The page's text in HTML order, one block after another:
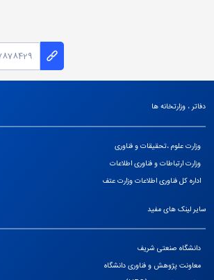
دفاتر ، وزارتخانه ها
وزارت علوم ،تحقیقات و فناوری
وزارت ارتباطات و فناوری اطلاعات
اداره کل فناوری اطلاعات وزارت عتف
سایر لینک های مفید
دانشگاه صنعتی شریف
معاونت پژوهش و فناوری دانشگاه